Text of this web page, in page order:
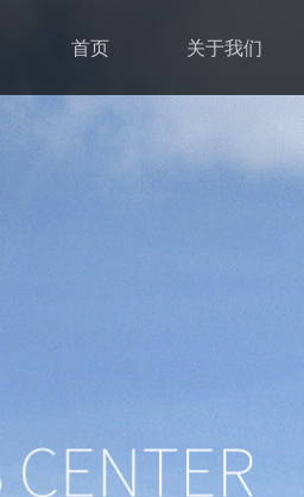
首页 关于我们